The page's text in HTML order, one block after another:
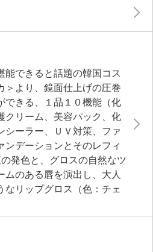
能できると話題の韓国コス
＞より、鏡面仕上げの圧巻
できる、１品１０機能（化
クリーム、美容パック、化
シーラー、ＵＶ対策、ファ
ンデーションとそのレフィ
発色と、グロスの自然なツ
ムのある唇を演出し、大人
なリップグロス（色：チェ
ＰＦ５０＋、ＰＡ＋＋＋
、柔らかいテクスチャーで
気になるシミ、色ムラ、毛